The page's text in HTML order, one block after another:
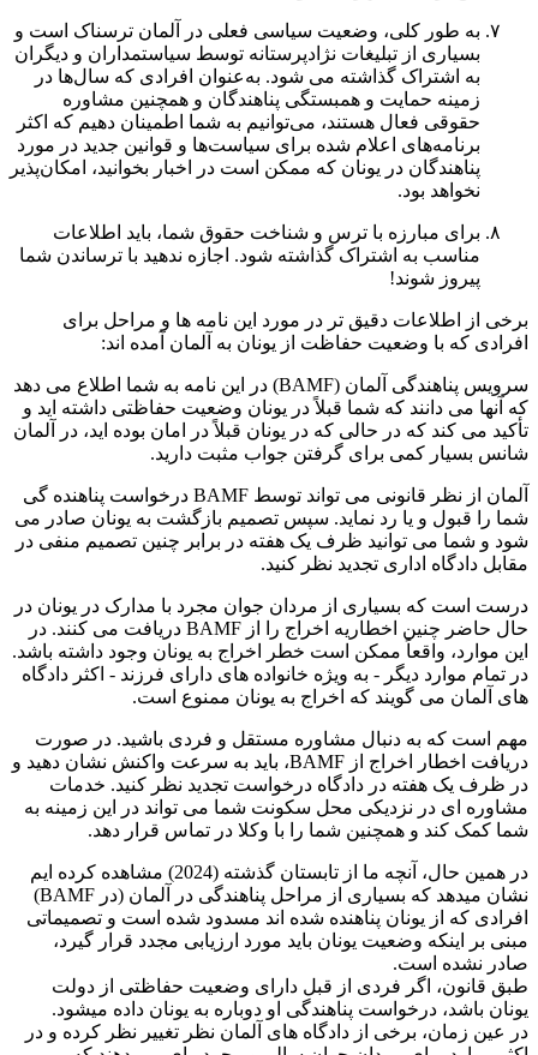
به طور کلی، وضعیت سیاسی فعلی در آلمان ترسناک است و
بسیاری از تبلیغات نژادپرستانه توسط سیاستمداران و دیگران
به اشتراک گذاشته می شود. به‌عنوان افرادی که سال‌ها در
زمینه حمایت و همبستگی پناهندگان و همچنین مشاوره
حقوقی فعال هستند، می‌توانیم به شما اطمینان دهیم که اکثر
برنامه‌های اعلام شده برای سیاست‌ها و قوانین جدید در مورد
پناهندگان در یونان که ممکن است در اخبار بخوانید، امکان‌پذیر
نخواهد بود.
برای مبارزه با ترس و شناخت حقوق شما، باید اطلاعات
مناسب به اشتراک گذاشته شود. اجازه ندهید با ترساندن شما
پیروز شوند!
برخی از اطلاعات دقیق تر در مورد این نامه ها و مراحل برای
افرادی که با وضعیت حفاظت از یونان به آلمان آمده اند:
سرویس پناهندگی آلمان (BAMF) در این نامه به شما اطلاع می دهد
که آنها می دانند که شما قبلاً در یونان وضعیت حفاظتی داشته اید و
تأکید می کند که در حالی که در یونان قبلاً در امان بوده اید، در آلمان
شانس بسیار کمی برای گرفتن جواب مثبت دارید.
آلمان از نظر قانونی می تواند توسط BAMF درخواست پناهنده گی
شما را قبول و یا رد نماید. سپس تصمیم بازگشت به یونان صادر می
شود و شما می توانید ظرف یک هفته در برابر چنین تصمیم منفی در
مقابل دادگاه اداری تجدید نظر کنید.
درست است که بسیاری از مردان جوان مجرد با مدارک در یونان در
حال حاضر چنین اخطاریه اخراج را از BAMF دریافت می کنند. در
این موارد، واقعاً ممکن است خطر اخراج به یونان وجود داشته باشد.
در تمام موارد دیگر - به ویژه خانواده های دارای فرزند - اکثر دادگاه
های آلمان می گویند که اخراج به یونان ممنوع است.
مهم است که به دنبال مشاوره مستقل و فردی باشید. در صورت
دریافت اخطار اخراج از BAMF، باید به سرعت واکنش نشان دهید و
در ظرف یک هفته در دادگاه درخواست تجدید نظر کنید. خدمات
مشاوره ای در نزدیکی محل سکونت شما می تواند در این زمینه به
شما کمک کند و همچنین شما را با وکلا در تماس قرار دهد.
در همین حال، آنچه ما از تابستان گذشته (2024) مشاهده کرده ایم
نشان میدهد که بسیاری از مراحل پناهندگی در آلمان (در BAMF)
افرادی که از یونان پناهنده شده اند مسدود شده است و تصمیماتی
مبنی بر اینکه وضعیت یونان باید مورد ارزیابی مجدد قرار گیرد،
صادر نشده است.
طبق قانون، اگر فردی از قبل دارای وضعیت حفاظتی از دولت
یونان باشد، درخواست پناهندگی او دوباره به یونان داده میشود.
در عین زمان، برخی از دادگاه های آلمان نظر تغییر نظر کرده و در